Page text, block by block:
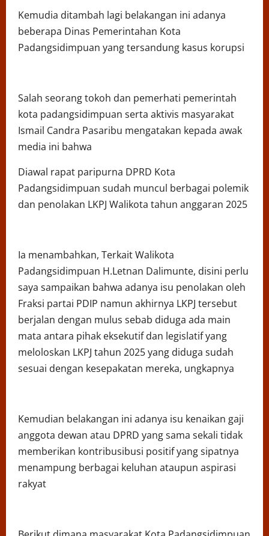
Kemudia ditambah lagi belakangan ini adanya
beberapa Dinas Pemerintahan Kota
Padangsidimpuan yang tersandung kasus korupsi
Salah seorang tokoh dan pemerhati pemerintah
kota padangsidimpuan serta aktivis masyarakat
Ismail Candra Pasaribu mengatakan kepada awak
media ini bahwa
Diawal rapat paripurna DPRD Kota
Padangsidimpuan sudah muncul berbagai polemik
dan penolakan LKPJ Walikota tahun anggaran 2025
Ia menambahkan, Terkait Walikota
Padangsidimpuan H.Letnan Dalimunte, disini perlu
saya sampaikan bahwa adanya isu penolakan oleh
Fraksi partai PDIP namun akhirnya LKPJ tersebut
berjalan dengan mulus sebab diduga ada main
mata antara pihak eksekutif dan legislatif yang
meloloskan LKPJ tahun 2025 yang diduga sudah
sesuai dengan kesepakatan mereka, ungkapnya
Kemudian belakangan ini adanya isu kenaikan gaji
anggota dewan atau DPRD yang sama sekali tidak
memberikan kontribusibusi positif yang sipatnya
menampung berbagai keluhan ataupun aspirasi
rakyat